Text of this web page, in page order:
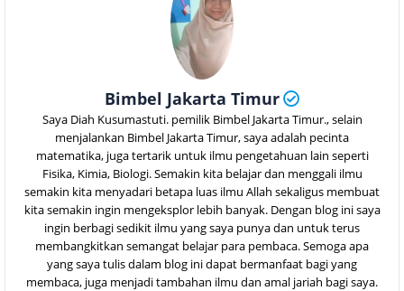
Bimbel Jakarta Timur
Saya Diah Kusumastuti. pemilik Bimbel Jakarta Timur., selain
menjalankan Bimbel Jakarta Timur, saya adalah pecinta
matematika, juga tertarik untuk ilmu pengetahuan lain seperti
Fisika, Kimia, Biologi. Semakin kita belajar dan menggali ilmu
semakin kita menyadari betapa luas ilmu Allah sekaligus membuat
kita semakin ingin mengeksplor lebih banyak. Dengan blog ini saya
ingin berbagi sedikit ilmu yang saya punya dan untuk terus
membangkitkan semangat belajar para pembaca. Semoga apa
yang saya tulis dalam blog ini dapat bermanfaat bagi yang
membaca, juga menjadi tambahan ilmu dan amal jariah bagi saya.